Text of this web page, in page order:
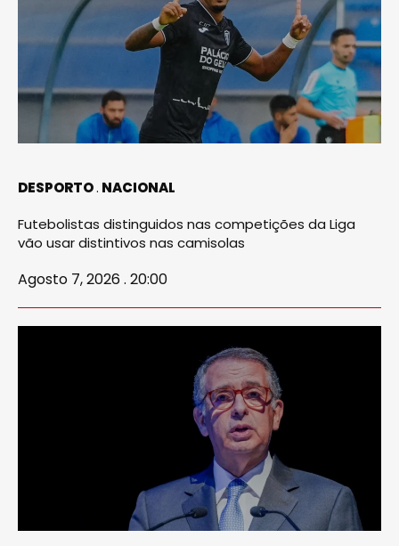
DESPORTO NACIONAL
Futebolistas distinguidos nas competições da Liga
vão usar distintivos nas camisolas
Agosto 7, 2026 . 20:00